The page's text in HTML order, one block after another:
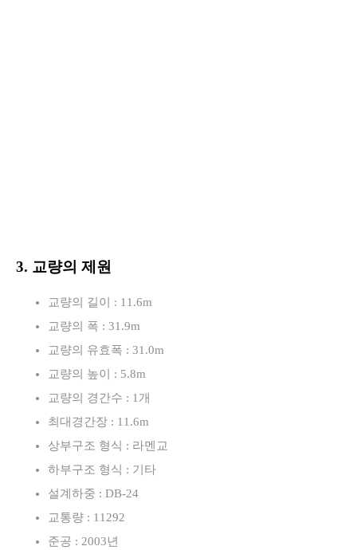
3. 교량의 제원
교량의 길이 : 11.6m
교량의 폭 : 31.9m
교량의 유효폭 : 31.0m
교량의 높이 : 5.8m
교량의 경간수 : 1개
최대경간장 : 11.6m
상부구조 형식 : 라멘교
하부구조 형식 : 기타
설계하중 : DB-24
교통량 : 11292
준공 : 2003년